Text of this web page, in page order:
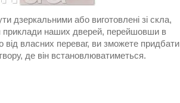
дзеркальними або виготовлені зі скла,
приклади наших дверей, перейшовши в
від власних переваг, ви зможете придбати
де він встановлюватиметься.